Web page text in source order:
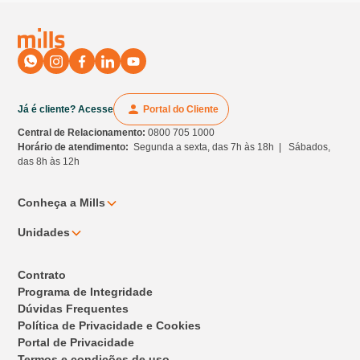
Já é cliente? Acesse Portal do Cliente
Central de Relacionamento:0800 705 1000
Horário de atendimento:Segunda a sexta, das 7h às 18h | Sábados,
das 8h às 12h
Conheça a Mills
Unidades
Contrato
Programa de Integridade
Dúvidas Frequentes
Política de Privacidade e Cookies
Portal de Privacidade